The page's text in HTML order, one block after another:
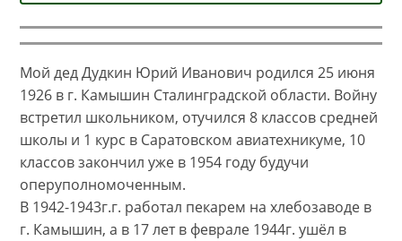
Мой дед Дудкин Юрий Иванович родился 25 июня
1926 в г. Камышин Сталинградской области. Войну
встретил школьником, отучился 8 классов средней
школы и 1 курс в Саратовском авиатехникуме, 10
классов закончил уже в 1954 году будучи
оперуполномоченным.
В 1942-1943г.г. работал пекарем на хлебозаводе в
г. Камышин, а в 17 лет в феврале 1944г. ушёл в